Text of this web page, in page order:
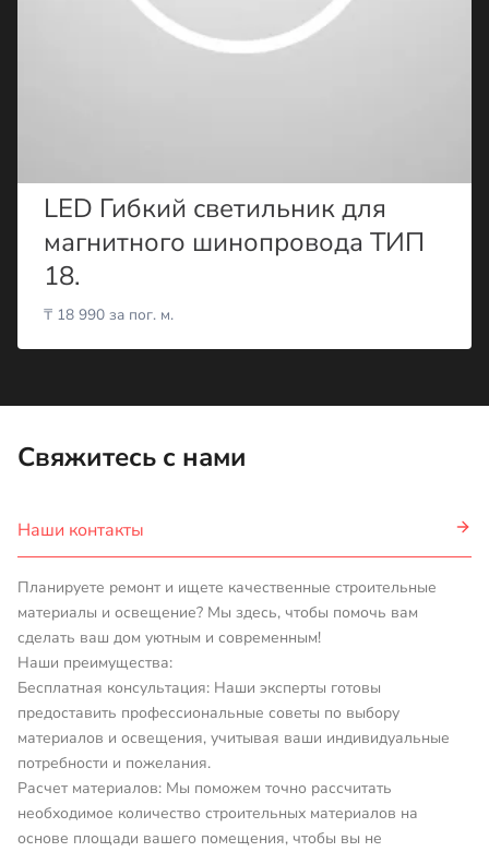
LED Гибкий светильник для
магнитного шинопровода ТИП
18.
₸ 18 990 за пог. м.
Свяжитесь с нами
Наши контакты
Планируете ремонт и ищете качественные строительные
материалы и освещение? Мы здесь, чтобы помочь вам
сделать ваш дом уютным и современным!
Наши преимущества:
Бесплатная консультация: Наши эксперты готовы
предоставить профессиональные советы по выбору
материалов и освещения, учитывая ваши индивидуальные
потребности и пожелания.
Расчет материалов: Мы поможем точно рассчитать
необходимое количество строительных материалов на
основе площади вашего помещения, чтобы вы не